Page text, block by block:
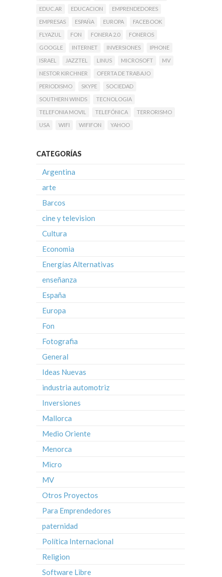
EDUC.AR
EDUCACION
EMPRENDEDORES
EMPRESAS
ESPAÑA EUROPA
FACEBOOK
FLYAZUL
FON FONERA 2.0
FONEROS
GOOGLE
INTERNET INVERSIONES
IPHONE
ISRAEL
JAZZTEL LINUS MICROSOFT
MV
NESTOR KIRCHNER
OFERTA DE TRABAJO
PERIODISMO
SKYPE
SOCIEDAD
SOUTHERN WINDS
TECNOLOGIA
TELEFONIA MOVIL
TELEFÓNICA
TERRORISMO
USA
WIFI WIFIFON YAHOO
CATEGORÍAS
Argentina
arte
Barcos
cine y television
Cultura
Economia
Energías Alternativas
enseñanza
España
Europa
Fon
Fotografia
General
Ideas Nuevas
industria automotriz
Inversiones
Mallorca
Medio Oriente
Menorca
Micro
MV
Otros Proyectos
Para Emprendedores
paternidad
Política Internacional
Religion
Software Libre